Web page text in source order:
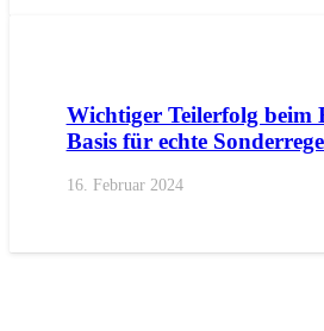
Wichtiger Teilerfolg beim
Basis für echte
16. Februar 2024